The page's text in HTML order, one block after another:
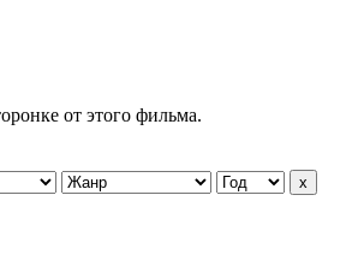
от этого фильма.